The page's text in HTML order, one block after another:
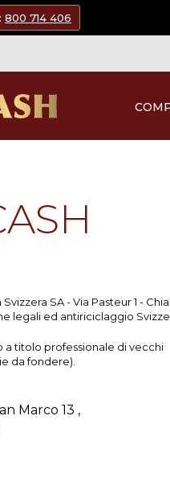
800 714 406
I PUNTI DI VENDITA
SA - Via Pasteur 1 -
legali ed antiriciclaggio
a titolo professionale di vecchi
da fondere).
Marco 13 ,